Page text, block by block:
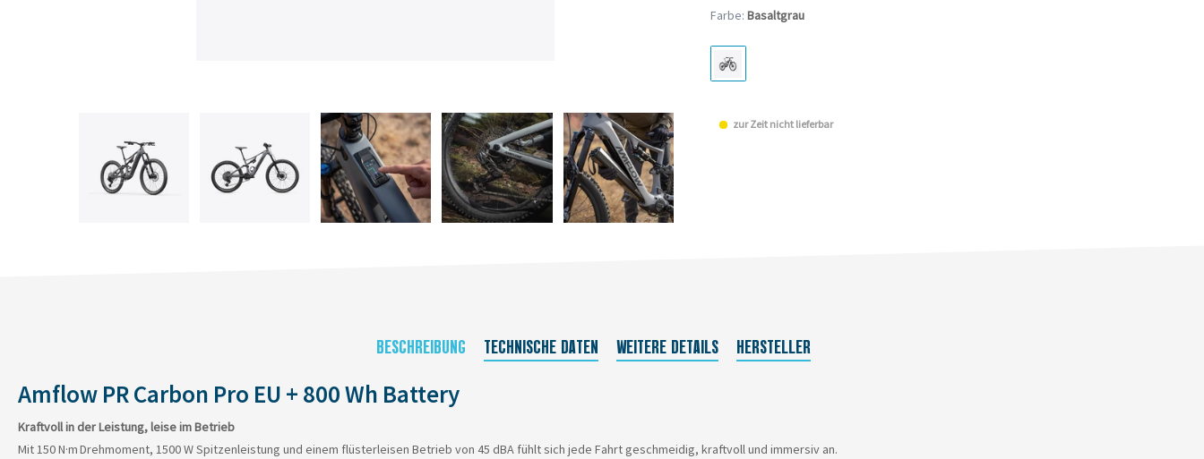
Farbe: Basaltgrau
zur Zeit nicht lieferbar
BESCHREIBUNG TECHNISCHE DATEN WEITERE DETAILS HERSTELLER
Amflow PR Carbon Pro EU + 800 Wh Battery
Kraftvoll in der Leistung, leise im Betrieb
Mit 150 N·mDrehmoment, 1500 W Spitzenleistung und einem flüsterleisen Betrieb von 45 dBA fühlt sich jede Fahrt geschmeidig, kraftvoll und immersiv an.